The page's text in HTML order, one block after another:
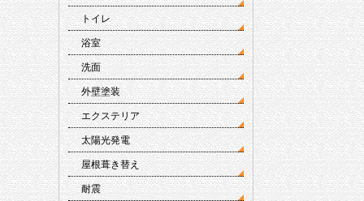
トイレ
浴室
洗面
外壁塗装
エクステリア
太陽光発電
屋根葺き替え
耐震